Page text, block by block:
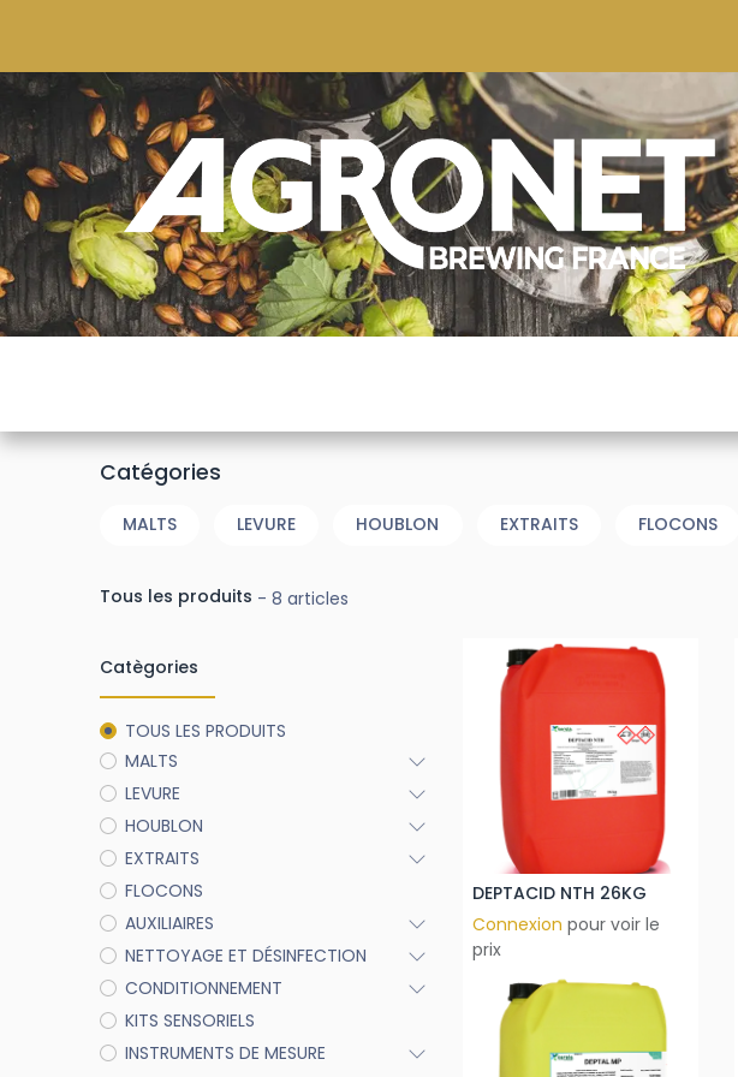
Catégories
MALTS LEVURE HOUBLON EXTRAITS FLOCONS
Tous les produits - 8 articles
Catègories
TOUS LES PRODUITS
MALTS
LEVURE
HOUBLON
EXTRAITS
FLOCONS
AUXILIAIRES
NETTOYAGE ET DÉSINFECTION
CONDITIONNEMENT
KITS SENSORIELS
INSTRUMENTS DE MESURE
DEPTACID NTH 26KG
Connexion pour voir le
prix